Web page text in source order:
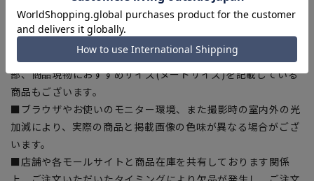
入の目安としてご利用ください。
■生地や仕様・デザインにより、着用感や実際のサイズ表に若
干の誤差が生じる場合がございます。予めご了承ください。
■サイズスペックは仕上がりサイズを記載しております。一
部、商品現物におすすめサイズ(ヌードサイズ)を記載している
商品もございます。
■ブラウザやお使いのモニター環境、また撮影時の室内外の光
加減により、実際の商品と掲載画像の色味が異なる場合がござ
います。
■店舗や各モールサイトと商品在庫を共有しております関係